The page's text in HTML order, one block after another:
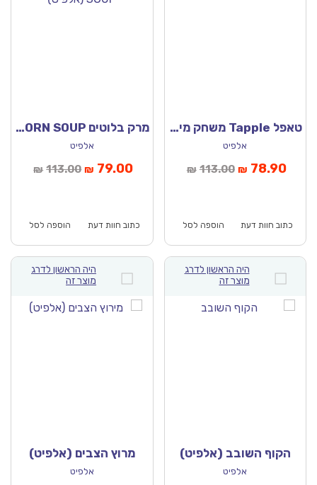
טאפל Tapple משחק מילים (אלפיט)
אלפיט
₪ 113.00המחיר
₪ 78.90
כתוב חוות דעת הוספה לסל
מרק בלוטים ACORN SOUP (אלפיט)
אלפיט
₪ 113.00המחיר
₪ 79.00
₪79.00.
כתוב חוות דעת הוספה לסל
היה הראשון לדרג
מוצר זה
הקוף השובב (אלפיט)
אלפיט
היה הראשון לדרג
מוצר זה
מרוץ הצבים (אלפיט)
אלפיט